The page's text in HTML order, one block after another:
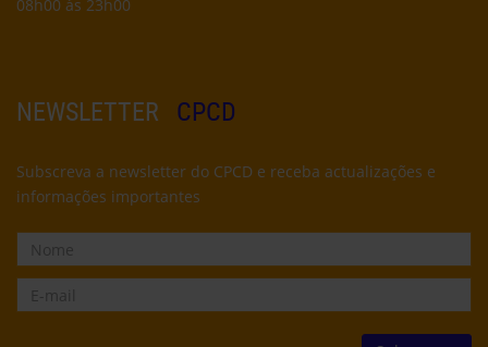
08h00 às 23h00
NEWSLETTER CPCD
Subscreva a newsletter do CPCD e receba actualizações e
informações importantes